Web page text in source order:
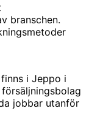
branschen.
i Jeppo i
jobbar utanför